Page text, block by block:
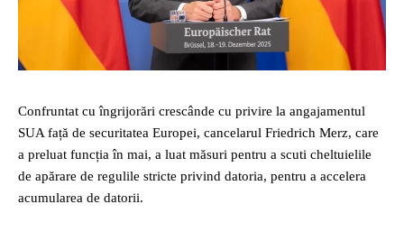
Confruntat cu îngrijorări crescânde cu privire la angajamentul
SUA față de securitatea Europei, cancelarul Friedrich Merz, care
a preluat funcția în mai, a luat măsuri pentru a scuti cheltuielile
de apărare de regulile stricte privind datoria, pentru a accelera
acumularea de datorii.